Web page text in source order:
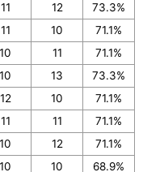
11 12
73.3%
11 10
71.1%
10 11
71.1%
10 13
73.3%
12 10
71.1%
11 11
71.1%
10 12
71.1%
10 10
68.9%